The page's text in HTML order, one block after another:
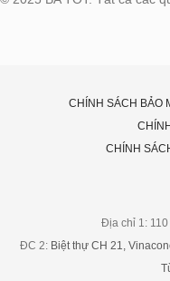
CHÍNH SÁCH BẢO
CHÍNH
Địa chỉ 1: 110
ĐC 2: Biệt thự CH 21,